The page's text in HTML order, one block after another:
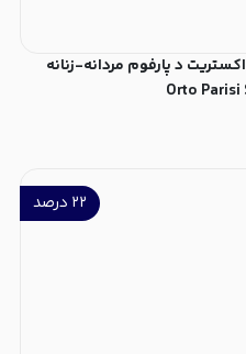
د پارفوم مردانه-زنانه
Orto Parisi
۲۲ درصد